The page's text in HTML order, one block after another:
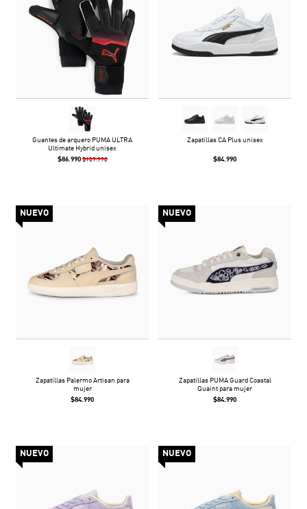
Guantes de arquero PUMA ULTRA
Ultimate Hybrid unisex
$86.990 $109.990
Zapatillas CA Plus unisex
$84.990
NUEVO
Zapatillas Palermo Artisan para
mujer
$84.990
NUEVO
Zapatillas PUMA Guard Coastal
Quaint para mujer
$84.990
NUEVO NUEVO